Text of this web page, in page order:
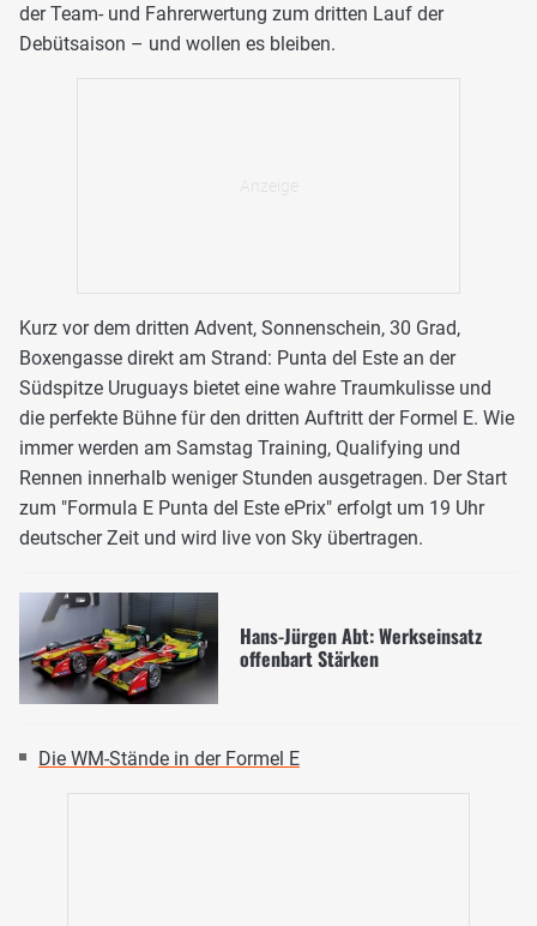
der Team- und Fahrerwertung zum dritten Lauf der
Debütsaison – und wollen es bleiben.
Kurz vor dem dritten Advent, Sonnenschein, 30 Grad,
Boxengasse direkt am Strand: Punta del Este an der
Südspitze Uruguays bietet eine wahre Traumkulisse und
die perfekte Bühne für den dritten Auftritt der Formel E. Wie
immer werden am Samstag Training, Qualifying und
Rennen innerhalb weniger Stunden ausgetragen. Der Start
zum "Formula E Punta del Este ePrix" erfolgt um 19 Uhr
deutscher Zeit und wird live von Sky übertragen.
Hans-Jürgen Abt: Werkseinsatz
offenbart Stärken
Die WM-Stände in der Formel E